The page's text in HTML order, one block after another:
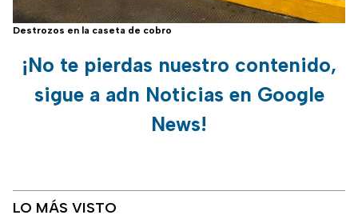
Destrozos en la caseta de cobro
¡No te pierdas nuestro contenido,
sigue a adn Noticias en Google
News!
LO MÁS VISTO